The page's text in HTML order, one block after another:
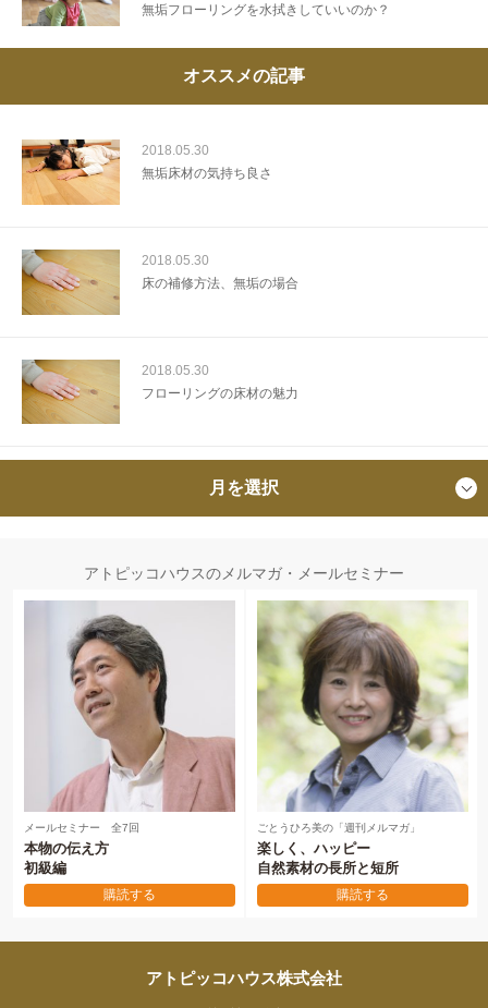
無垢フローリングを水拭きしていいのか？
オススメの記事
2018.05.30
無垢床材の気持ち良さ
2018.05.30
床の補修方法、無垢の場合
2018.05.30
フローリングの床材の魅力
月を選択
アトピッコハウスのメルマガ・メールセミナー
メールセミナー 全7回
本物の伝え方
初級編
購読する
ごとうひろ美の「週刊メルマガ」
楽しく、ハッピー
自然素材の長所と短所
購読する
アトピッコハウス株式会社